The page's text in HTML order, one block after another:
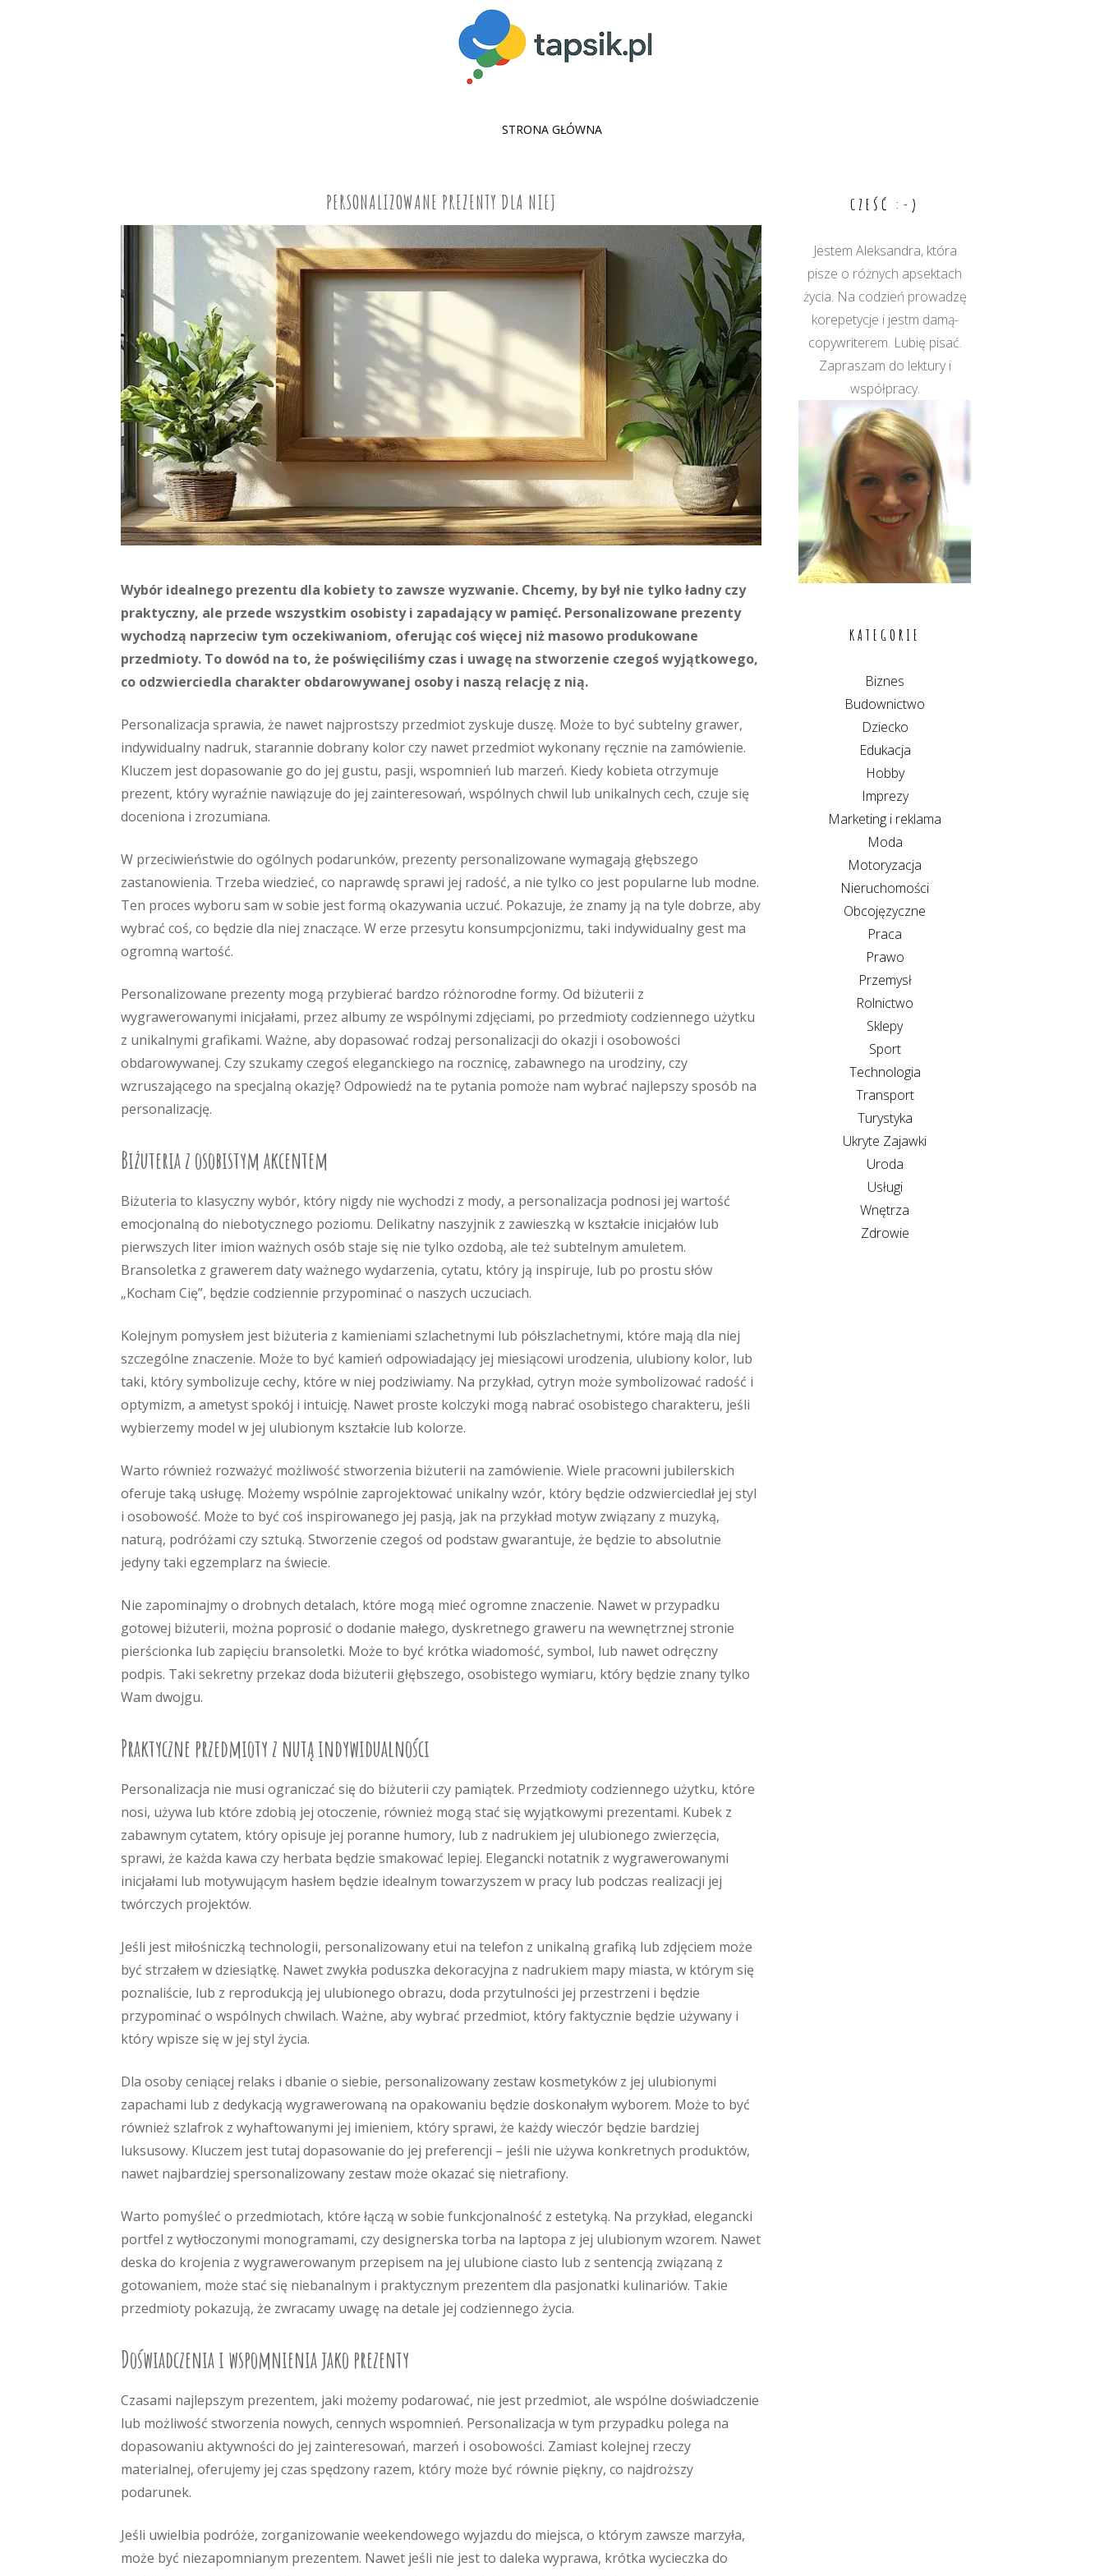
SKIP
STRONA GŁÓWNA
PERSONALIZOWANE PREZENTY DLA NIEJ
Wybór idealnego prezentu dla kobiety to zawsze wyzwanie. Chcemy, by był nie tylko ładny czy
praktyczny, ale przede wszystkim osobisty i zapadający w pamięć. Personalizowane prezenty
wychodzą naprzeciw tym oczekiwaniom, oferując coś więcej niż masowo produkowane
przedmioty. To dowód na to, że poświęciliśmy czas i uwagę na stworzenie czegoś wyjątkowego,
co odzwierciedla charakter obdarowywanej osoby i naszą relację z nią.
Personalizacja sprawia, że nawet najprostszy przedmiot zyskuje duszę. Może to być subtelny grawer,
indywidualny nadruk, starannie dobrany kolor czy nawet przedmiot wykonany ręcznie na zamówienie.
Kluczem jest dopasowanie go do jej gustu, pasji, wspomnień lub marzeń. Kiedy kobieta otrzymuje
prezent, który wyraźnie nawiązuje do jej zainteresowań, wspólnych chwil lub unikalnych cech, czuje się
doceniona i zrozumiana.
W przeciwieństwie do ogólnych podarunków, prezenty personalizowane wymagają głębszego
zastanowienia. Trzeba wiedzieć, co naprawdę sprawi jej radość, a nie tylko co jest popularne lub modne.
Ten proces wyboru sam w sobie jest formą okazywania uczuć. Pokazuje, że znamy ją na tyle dobrze, aby
wybrać coś, co będzie dla niej znaczące. W erze przesytu konsumpcjonizmu, taki indywidualny gest ma
ogromną wartość.
Personalizowane prezenty mogą przybierać bardzo różnorodne formy. Od biżuterii z
wygrawerowanymi inicjałami, przez albumy ze wspólnymi zdjęciami, po przedmioty codziennego użytku
z unikalnymi grafikami. Ważne, aby dopasować rodzaj personalizacji do okazji i osobowości
obdarowywanej. Czy szukamy czegoś eleganckiego na rocznicę, zabawnego na urodziny, czy
wzruszającego na specjalną okazję? Odpowiedź na te pytania pomoże nam wybrać najlepszy sposób na
personalizację.
Biżuteria z osobistym akcentem
Biżuteria to klasyczny wybór, który nigdy nie wychodzi z mody, a personalizacja podnosi jej wartość
emocjonalną do niebotycznego poziomu. Delikatny naszyjnik z zawieszką w kształcie inicjałów lub
pierwszych liter imion ważnych osób staje się nie tylko ozdobą, ale też subtelnym amuletem.
Bransoletka z grawerem daty ważnego wydarzenia, cytatu, który ją inspiruje, lub po prostu słów
„Kocham Cię”, będzie codziennie przypominać o naszych uczuciach.
Kolejnym pomysłem jest biżuteria z kamieniami szlachetnymi lub półszlachetnymi, które mają dla niej
szczególne znaczenie. Może to być kamień odpowiadający jej miesiącowi urodzenia, ulubiony kolor, lub
taki, który symbolizuje cechy, które w niej podziwiamy. Na przykład, cytryn może symbolizować radość i
optymizm, a ametyst spokój i intuicję. Nawet proste kolczyki mogą nabrać osobistego charakteru, jeśli
wybierzemy model w jej ulubionym kształcie lub kolorze.
Warto również rozważyć możliwość stworzenia biżuterii na zamówienie. Wiele pracowni jubilerskich
oferuje taką usługę. Możemy wspólnie zaprojektować unikalny wzór, który będzie odzwierciedlał jej styl
i osobowość. Może to być coś inspirowanego jej pasją, jak na przykład motyw związany z muzyką,
naturą, podróżami czy sztuką. Stworzenie czegoś od podstaw gwarantuje, że będzie to absolutnie
jedyny taki egzemplarz na świecie.
Nie zapominajmy o drobnych detalach, które mogą mieć ogromne znaczenie. Nawet w przypadku
gotowej biżuterii, można poprosić o dodanie małego, dyskretnego graweru na wewnętrznej stronie
pierścionka lub zapięciu bransoletki. Może to być krótka wiadomość, symbol, lub nawet odręczny
podpis. Taki sekretny przekaz doda biżuterii głębszego, osobistego wymiaru, który będzie znany tylko
Wam dwojgu.
Praktyczne przedmioty z nutą indywidualności
Personalizacja nie musi ograniczać się do biżuterii czy pamiątek. Przedmioty codziennego użytku, które
nosi, używa lub które zdobią jej otoczenie, również mogą stać się wyjątkowymi prezentami. Kubek z
zabawnym cytatem, który opisuje jej poranne humory, lub z nadrukiem jej ulubionego zwierzęcia,
sprawi, że każda kawa czy herbata będzie smakować lepiej. Elegancki notatnik z wygrawerowanymi
inicjałami lub motywującym hasłem będzie idealnym towarzyszem w pracy lub podczas realizacji jej
twórczych projektów.
Jeśli jest miłośniczką technologii, personalizowany etui na telefon z unikalną grafiką lub zdjęciem może
być strzałem w dziesiątkę. Nawet zwykła poduszka dekoracyjna z nadrukiem mapy miasta, w którym się
poznaliście, lub z reprodukcją jej ulubionego obrazu, doda przytulności jej przestrzeni i będzie
przypominać o wspólnych chwilach. Ważne, aby wybrać przedmiot, który faktycznie będzie używany i
który wpisze się w jej styl życia.
Dla osoby ceniącej relaks i dbanie o siebie, personalizowany zestaw kosmetyków z jej ulubionymi
zapachami lub z dedykacją wygrawerowaną na opakowaniu będzie doskonałym wyborem. Może to być
również szlafrok z wyhaftowanymi jej imieniem, który sprawi, że każdy wieczór będzie bardziej
luksusowy. Kluczem jest tutaj dopasowanie do jej preferencji – jeśli nie używa konkretnych produktów,
nawet najbardziej spersonalizowany zestaw może okazać się nietrafiony.
Warto pomyśleć o przedmiotach, które łączą w sobie funkcjonalność z estetyką. Na przykład, elegancki
portfel z wytłoczonymi monogramami, czy designerska torba na laptopa z jej ulubionym wzorem. Nawet
deska do krojenia z wygrawerowanym przepisem na jej ulubione ciasto lub z sentencją związaną z
gotowaniem, może stać się niebanalnym i praktycznym prezentem dla pasjonatki kulinariów. Takie
przedmioty pokazują, że zwracamy uwagę na detale jej codziennego życia.
Doświadczenia i wspomnienia jako prezenty
Czasami najlepszym prezentem, jaki możemy podarować, nie jest przedmiot, ale wspólne doświadczenie
lub możliwość stworzenia nowych, cennych wspomnień. Personalizacja w tym przypadku polega na
dopasowaniu aktywności do jej zainteresowań, marzeń i osobowości. Zamiast kolejnej rzeczy
materialnej, oferujemy jej czas spędzony razem, który może być równie piękny, co najdroższy
podarunek.
Jeśli uwielbia podróże, zorganizowanie weekendowego wyjazdu do miejsca, o którym zawsze marzyła,
może być niezapomnianym prezentem. Nawet jeśli nie jest to daleka wyprawa, krótka wycieczka do
CZEŚĆ :-)
Jestem Aleksandra, która
pisze o różnych apsektach
życia. Na codzień prowadzę
korepetycje i jestm damą-
copywriterem. Lubię pisać.
Zapraszam do lektury i
współpracy.
KATEGORIE
Biznes
Budownictwo
Dziecko
Edukacja
Hobby
Imprezy
Marketing i reklama
Moda
Motoryzacja
Nieruchomości
Obcojęzyczne
Praca
Prawo
Przemysł
Rolnictwo
Sklepy
Sport
Technologia
Transport
Turystyka
Ukryte Zajawki
Uroda
Usługi
Wnętrza
Zdrowie